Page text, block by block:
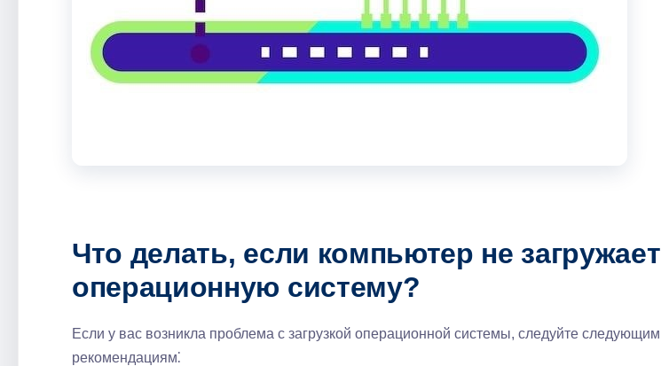
Что делать, если компьютер не загружает
операционную систему?
Если у вас возникла проблема с загрузкой операционной системы, следуйте следующим
рекомендациям⁚